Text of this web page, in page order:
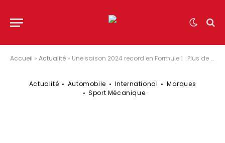
Accueil » Actualité » Une saison 2024 record en Formule 1 : Plus de 35 records battus par Verstappen, Hamilton et Alonso
Actualité Automobile International
Marques
Sport Mécanique